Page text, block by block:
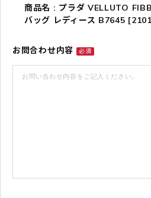
商品名 : プラダ VELLUTO
バッグ レディース B7645
お問合わせ内容 必須